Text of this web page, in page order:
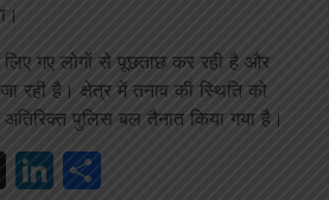
गए लोगों से पूछताछ कर रही है और
रही है। क्षेत्र में तनाव की स्थिति को
पुलिस बल तैनात किया गया है।
Threads
LinkedIn